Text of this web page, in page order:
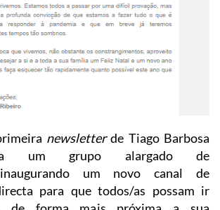
newsletterde Tiago Barbosa
um grupo alargado de
um novo canal de
para que todos/as possam ir